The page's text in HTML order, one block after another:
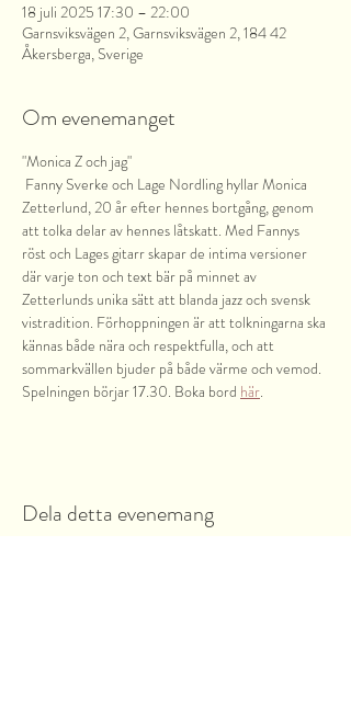
18 juli 2025 17:30 – 22:00
Garnsviksvägen 2, Garnsviksvägen 2, 184 42
Åkersberga, Sverige
Om evenemanget
"Monica Z och jag"
Fanny Sverke och Lage Nordling hyllar Monica
Zetterlund, 20 år efter hennes bortgång, genom
att tolka delar av hennes låtskatt. Med Fannys
röst och Lages gitarr skapar de intima versioner
där varje ton och text bär på minnet av
Zetterlunds unika sätt att blanda jazz och svensk
vistradition. Förhoppningen är att tolkningarna ska
kännas både nära och respektfulla, och att
sommarkvällen bjuder på både värme och vemod.
Spelningen börjar 17.30. Boka bord här.
Dela detta evenemang